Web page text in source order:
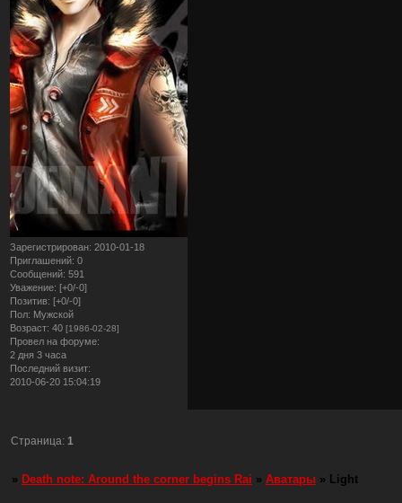
Зарегистрирован: 2010-01-18
Приглашений: 0
Сообщений: 591
Уважение: [+0/-0]
Позитив: [+0/-0]
Пол: Мужской
Возраст: 40 [1986-02-28]
Провел на форуме:
2 дня 3 часа
Последний визит:
2010-06-20 15:04:19
Страница:1
» Death note: Around the corner begins Rai » Аватары » Light